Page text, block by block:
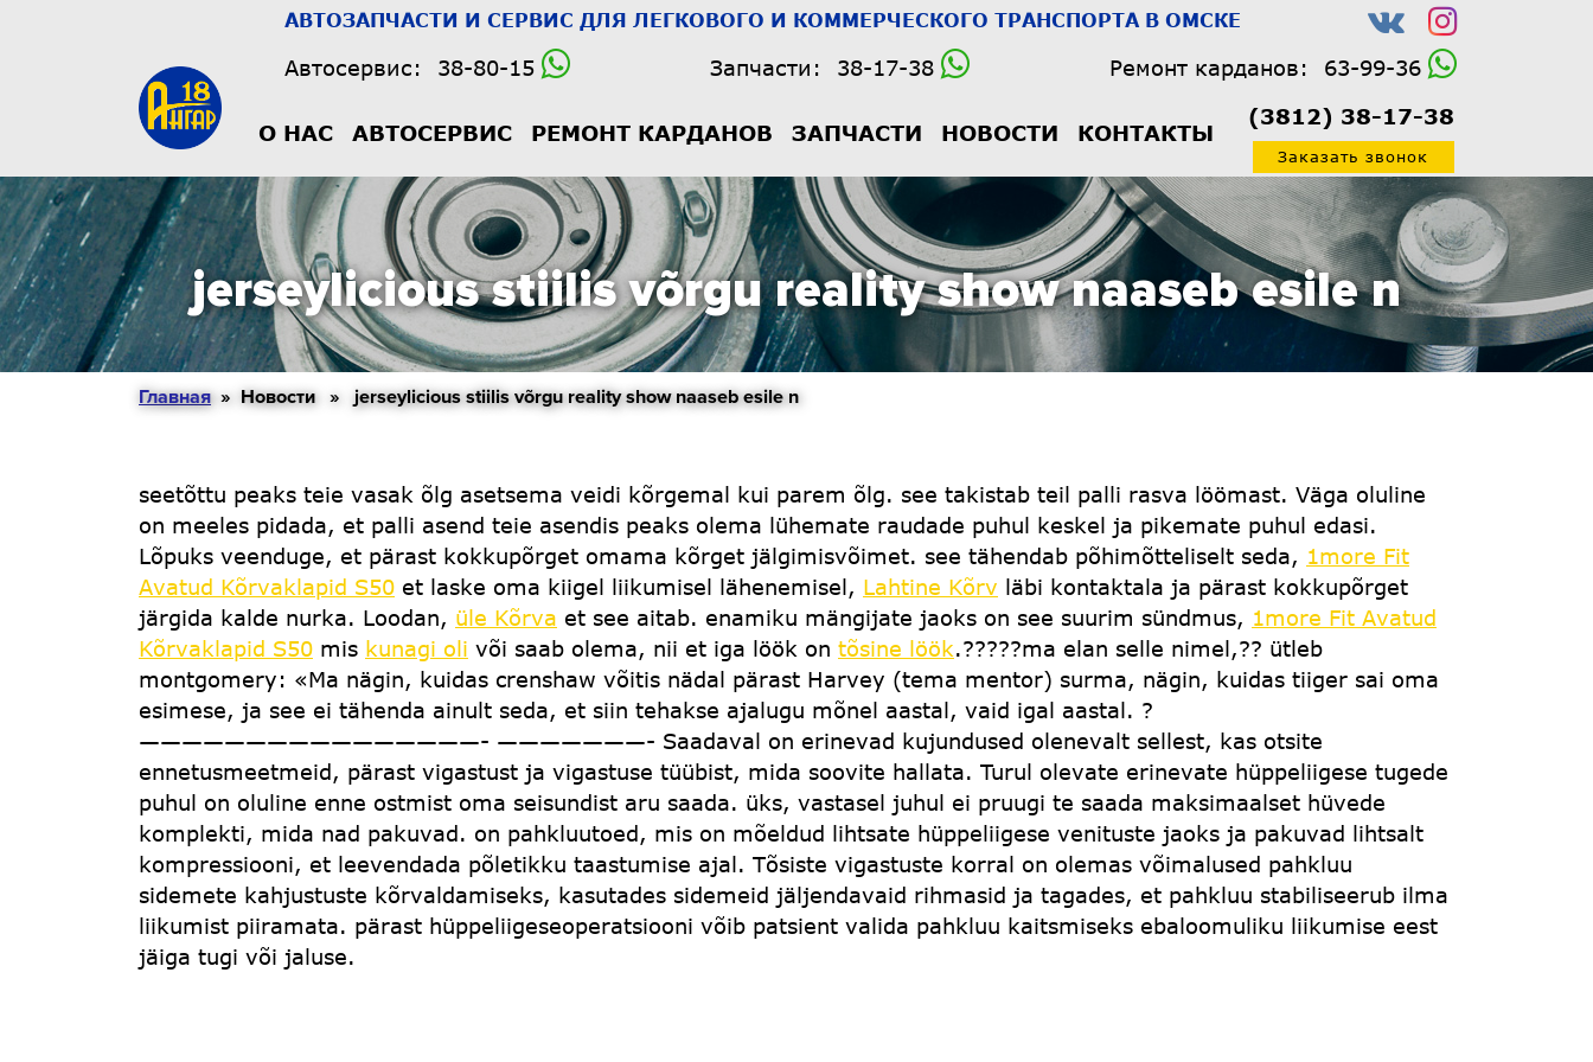
АВТОЗАПЧАСТИ И СЕРВИС ДЛЯ ЛЕГКОВОГО И КОММЕРЧЕСКОГО ТРАНСПОРТА В ОМСКЕ
Автосервис: 38-80-15 Запчасти: 38-17-38 Ремонт карданов: 63-99-36
О НАС АВТОСЕРВИС РЕМОНТ КАРДАНОВ ЗАПЧАСТИ НОВОСТИ КОНТАКТЫ
(3812) 38-17-38
Заказать звонок
jerseylicious stiilis võrgu reality show naaseb esile n
Главная» Новости » jerseylicious stiilis võrgu reality show naaseb esile n
seetõttu peaks teie vasak õlg asetsema veidi kõrgemal kui parem õlg. see takistab teil palli rasva löömast. Väga oluline
on meeles pidada, et palli asend teie asendis peaks olema lühemate raudade puhul keskel ja pikemate puhul edasi.
Lõpuks veenduge, et pärast kokkupõrget omama kõrget jälgimisvõimet. see tähendab põhimõtteliselt seda, 1more Fit
Avatud Kõrvaklapid S50 et laske oma kiigel liikumisel lähenemisel, Lahtine Kõrv läbi kontaktala ja pärast kokkupõrget
järgida kalde nurka. Loodan, üle Kõrva et see aitab. enamiku mängijate jaoks on see suurim sündmus, 1more Fit Avatud
Kõrvaklapid S50 mis kunagi oli või saab olema, nii et iga löök on tõsine löök.?????ma elan selle nimel,?? ütleb
montgomery: «Ma nägin, kuidas crenshaw võitis nädal pärast Harvey (tema mentor) surma, nägin, kuidas tiiger sai oma
esimese, ja see ei tähenda ainult seda, et siin tehakse ajalugu mõnel aastal, vaid igal aastal. ?
————————————————- ———————- Saadaval on erinevad kujundused olenevalt sellest, kas otsite
ennetusmeetmeid, pärast vigastust ja vigastuse tüübist, mida soovite hallata. Turul olevate erinevate hüppeliigese tugede
puhul on oluline enne ostmist oma seisundist aru saada. üks, vastasel juhul ei pruugi te saada maksimaalset hüvede
komplekti, mida nad pakuvad. on pahkluutoed, mis on mõeldud lihtsate hüppeliigese venituste jaoks ja pakuvad lihtsalt
kompressiooni, et leevendada põletikku taastumise ajal. Tõsiste vigastuste korral on olemas võimalused pahkluu
sidemete kahjustuste kõrvaldamiseks, kasutades sidemeid jäljendavaid rihmasid ja tagades, et pahkluu stabiliseerub ilma
liikumist piiramata. pärast hüppeliigeseoperatsiooni võib patsient valida pahkluu kaitsmiseks ebaloomuliku liikumise eest
jäiga tugi või jaluse.